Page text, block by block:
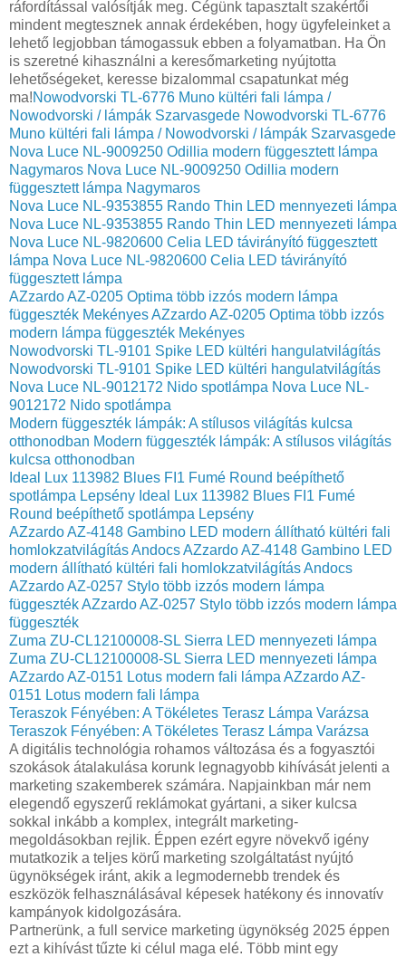
ráfordítással valósítják meg. Cégünk tapasztalt szakértői
mindent megtesznek annak érdekében, hogy ügyfeleinket a
lehető legjobban támogassuk ebben a folyamatban. Ha Ön
is szeretné kihasználni a keresőmarketing nyújtotta
lehetőségeket, keresse bizalommal csapatunkat még
ma!Nowodvorski TL-6776 Muno kültéri fali lámpa /
Nowodvorski / lámpák Szarvasgede Nowodvorski TL-6776
Muno kültéri fali lámpa / Nowodvorski / lámpák Szarvasgede
Nova Luce NL-9009250 Odillia modern függesztett lámpa
Nagymaros Nova Luce NL-9009250 Odillia modern
függesztett lámpa Nagymaros
Nova Luce NL-9353855 Rando Thin LED mennyezeti lámpa
Nova Luce NL-9353855 Rando Thin LED mennyezeti lámpa
Nova Luce NL-9820600 Celia LED távirányító függesztett
lámpa Nova Luce NL-9820600 Celia LED távirányító
függesztett lámpa
AZzardo AZ-0205 Optima több izzós modern lámpa
függeszték MekényesAZzardo AZ-0205 Optima több izzós
modern lámpa függeszték Mekényes
Nowodvorski TL-9101 Spike LED kültéri hangulatvilágítás
Nowodvorski TL-9101 Spike LED kültéri hangulatvilágítás
Nova Luce NL-9012172 Nido spotlámpa Nova Luce NL-
9012172 Nido spotlámpa
Modern függeszték lámpák: A stílusos világítás kulcsa
otthonodban Modern függeszték lámpák: A stílusos világítás
kulcsa otthonodban
Ideal Lux 113982 Blues FI1 Fumé Round beépíthető
spotlámpa Lepsény Ideal Lux 113982 Blues FI1 Fumé
Round beépíthető spotlámpa Lepsény
AZzardo AZ-4148 Gambino LED modern állítható kültéri fali
homlokzatvilágítás AndocsAZzardo AZ-4148 Gambino LED
modern állítható kültéri fali homlokzatvilágítás Andocs
AZzardo AZ-0257 Stylo több izzós modern lámpa
függesztékAZzardo AZ-0257 Stylo több izzós modern lámpa
függeszték
Zuma ZU-CL12100008-SL Sierra LED mennyezeti lámpa
Zuma ZU-CL12100008-SL Sierra LED mennyezeti lámpa
AZzardo AZ-0151 Lotus modern fali lámpa AZzardo AZ-
0151 Lotus modern fali lámpa
Teraszok Fényében: A Tökéletes Terasz Lámpa Varázsa
Teraszok Fényében: A Tökéletes Terasz Lámpa Varázsa
A digitális technológia rohamos változása és a fogyasztói
szokások átalakulása korunk legnagyobb kihívását jelenti a
marketing szakemberek számára. Napjainkban már nem
elegendő egyszerű reklámokat gyártani, a siker kulcsa
sokkal inkább a komplex, integrált marketing-
megoldásokban rejlik. Éppen ezért egyre növekvő igény
mutatkozik a teljes körű marketing szolgáltatást nyújtó
ügynökségek iránt, akik a legmodernebb trendek és
eszközök felhasználásával képesek hatékony és innovatív
kampányok kidolgozására.
Partnerünk, a full service marketing ügynökség 2025 éppen
ezt a kihívást tűzte ki célul maga elé. Több mint egy